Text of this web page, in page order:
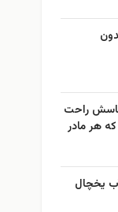
راحت
هر مادر
یخچال